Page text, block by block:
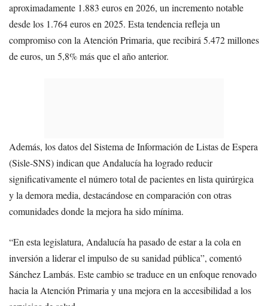
aproximadamente 1.883 euros en 2026, un incremento notable
desde los 1.764 euros en 2025. Esta tendencia refleja un
compromiso con la Atención Primaria, que recibirá 5.472 millones
de euros, un 5,8% más que el año anterior.
Además, los datos del Sistema de Información de Listas de Espera
(Sisle-SNS) indican que Andalucía ha logrado reducir
significativamente el número total de pacientes en lista quirúrgica
y la demora media, destacándose en comparación con otras
comunidades donde la mejora ha sido mínima.
“En esta legislatura, Andalucía ha pasado de estar a la cola en
inversión a liderar el impulso de su sanidad pública”, comentó
Sánchez Lambás. Este cambio se traduce en un enfoque renovado
hacia la Atención Primaria y una mejora en la accesibilidad a los